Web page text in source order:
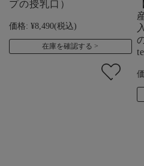
プの授乳口）
価格: ¥8,490(税込)
在庫を確認する